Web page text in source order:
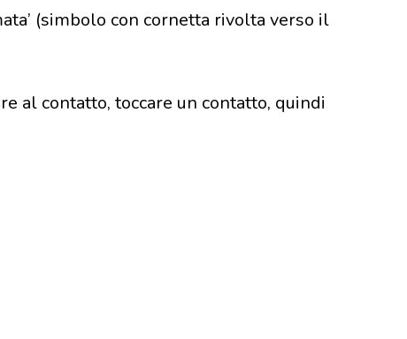
(simbolo con cornetta rivolta verso il
al contatto, toccare un contatto, quindi